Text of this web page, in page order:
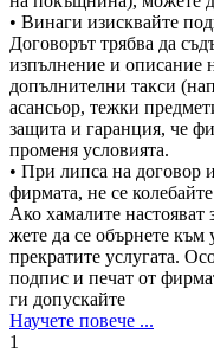
• Винаги изисквайте
Договорът трябва да
изпълнение и описание
допълнителни такси
асансьор, тежки
защита и гаранция, че
променя условията.
• При липса на договор
фирмата, не се
Ако хамалите настояват
жете да се обърнете
прекратите услугата.
подпис и печат от
ги допускайте
Научете повече ...
1